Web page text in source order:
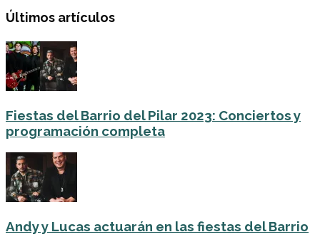
Últimos artículos
Fiestas del Barrio del Pilar 2023: Conciertos y
programación completa
Andy y Lucas actuarán en las fiestas del Barrio